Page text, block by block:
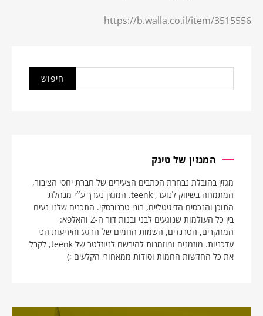
https://b.walla.co.il/item/3515556
המגזין של טינק
מגזין בהובלת נבחרת הכתבים הצעירים של חברת יחסי הציבור,
המתמחה בשיווק לנוער, teenk. המגזין נערך ע״י מנהלת
התוכן והנכסים הדיגיטליים, רוני טרנובסקי. התכנים שלנו נעים
בין כל העולמות שנוגעים לבני ובנות דור ה-Z והאלפא:
המחקרים, הטרנדים, השמות החמים של הרגע והידיעות הכי
עדכניות. מוזמנים ומוזמנות להירשם לניוזלטר של teenk, לקבל
את כל החדשות החמות וסודות ממאחורי הקלעים ;)